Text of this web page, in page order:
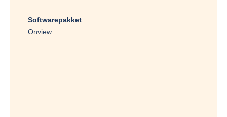
Softwarepakket
Onview